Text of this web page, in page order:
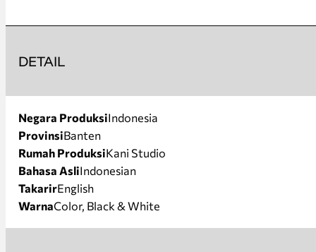
DETAIL
Negara ProduksiIndonesia
ProvinsiBanten
Rumah ProduksiKani Studio
Bahasa AsliIndonesian
TakarirEnglish
WarnaColor, Black & White